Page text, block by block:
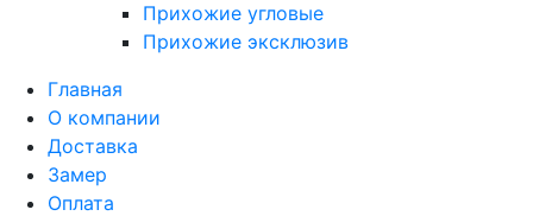
Прихожие угловые
Прихожие эксклюзив
Главная
О компании
Доставка
Замер
Оплата